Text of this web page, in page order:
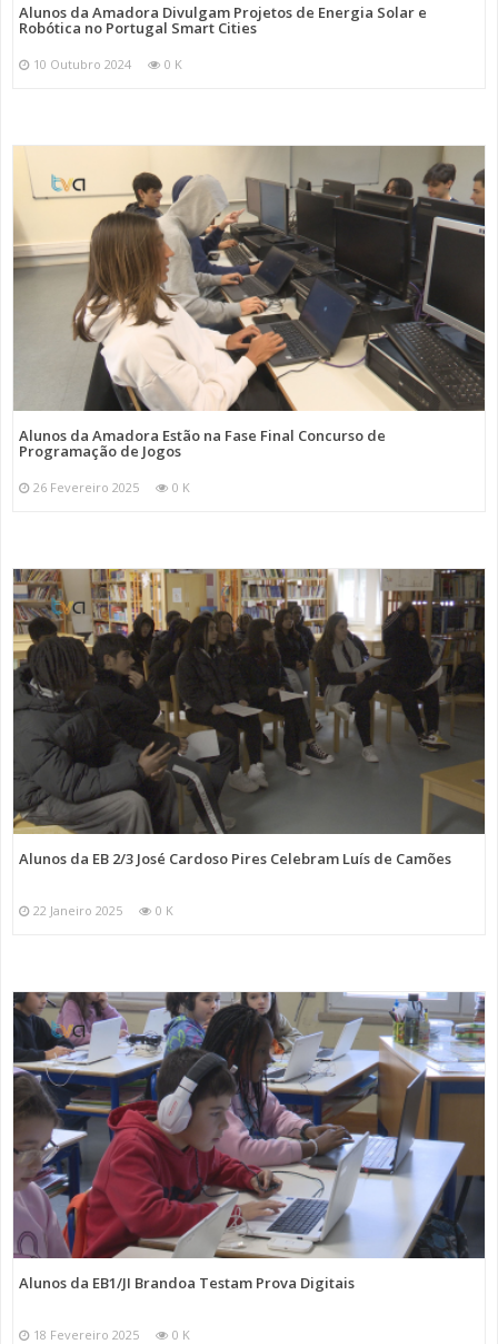
Alunos da Amadora Divulgam Projetos de Energia Solar e
Robótica no Portugal Smart Cities
10 Outubro 2024 0 K
Alunos da Amadora Estão na Fase Final Concurso de
Programação de Jogos
26 Fevereiro 2025 0 K
Alunos da EB 2/3 José Cardoso Pires Celebram Luís de Camões
22 Janeiro 2025 0 K
Alunos da EB1/JI Brandoa Testam Prova Digitais
18 Fevereiro 2025 0 K